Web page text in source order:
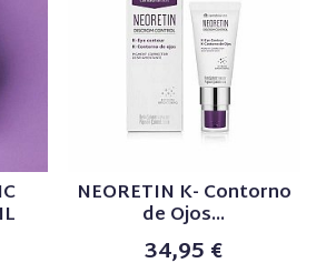
NEORETIN K- Contorno
de Ojos...
34,95 €